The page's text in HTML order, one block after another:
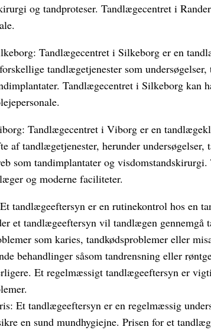
og tandproteser. Tandlægecentret i
Tandlægecentret i Silkeborg er en
tandlægetjenester som undersøgelser,
Tandlægecentret i Silkeborg kan
Tandlægecentret i Viborg er en
af tandlægetjenester, herunder undersøgelser,
som tandimplantater og
og moderne faciliteter.
tandlægeeftersyn er en rutinekontrol hos en
et tandlægeeftersyn vil tandlægen gennemgå
som karies, tandkødsproblemer eller
behandlinger såsom tandrensning eller
Et regelmæssigt tandlægeeftersyn er
Et tandlægeeftersyn er en regelmæssig
en sund mundhygiejne. Prisen for et